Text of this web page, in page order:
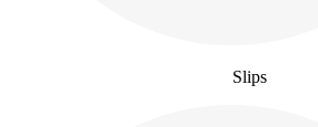
Slips